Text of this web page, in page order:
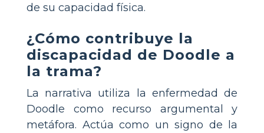
de su capacidad física.
¿Cómo contribuye la
discapacidad de Doodle a
la trama?
La narrativa utiliza la enfermedad de
Doodle como recurso argumental y
metáfora. Actúa como un signo de la